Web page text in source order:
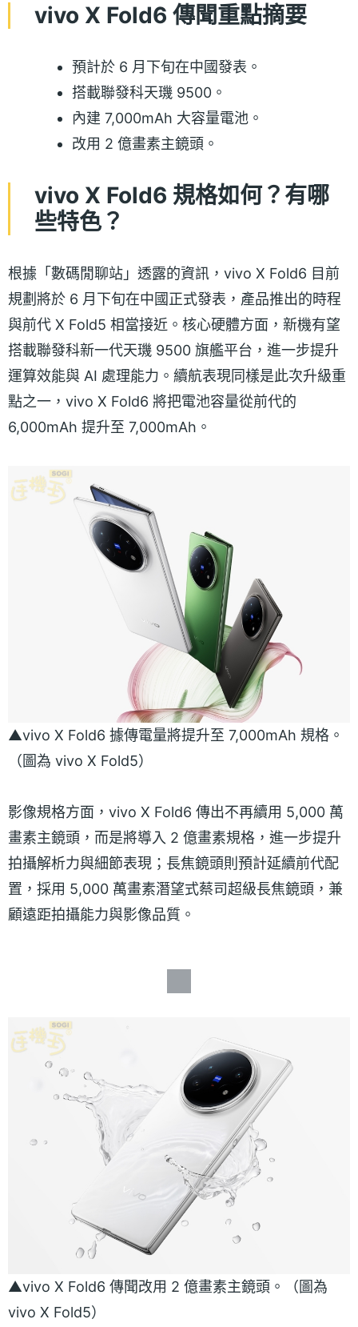
vivo X Fold6 傳聞重點摘要
預計於 6 月下旬在中國發表。
搭載聯發科天璣 9500。
內建 7,000mAh 大容量電池。
改用 2 億畫素主鏡頭。
vivo X Fold6 規格如何？有哪
些特色？
根據「數碼閒聊站」透露的資訊，vivo X Fold6 目前
規劃將於 6 月下旬在中國正式發表，產品推出的時程
與前代 X Fold5 相當接近。核心硬體方面，新機有望
搭載聯發科新一代天璣 9500 旗艦平台，進一步提升
運算效能與 AI 處理能力。續航表現同樣是此次升級重
點之一，vivo X Fold6 將把電池容量從前代的
6,000mAh 提升至 7,000mAh。
▲vivo X Fold6 據傳電量將提升至 7,000mAh 規格。
（圖為 vivo X Fold5）
影像規格方面，vivo X Fold6 傳出不再續用 5,000 萬
畫素主鏡頭，而是將導入 2 億畫素規格，進一步提升
拍攝解析力與細節表現；長焦鏡頭則預計延續前代配
置，採用 5,000 萬畫素潛望式蔡司超級長焦鏡頭，兼
顧遠距拍攝能力與影像品質。
▲vivo X Fold6 傳聞改用 2 億畫素主鏡頭。（圖為
vivo X Fold5）